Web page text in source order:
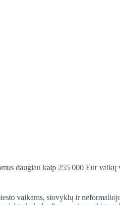
daugiau kaip 255 000 Eur
vaikams, stovyklų ir